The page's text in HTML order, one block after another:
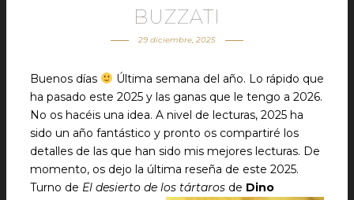
BUZZATI
29 diciembre, 2025
Buenos días
Última semana del año. Lo rápido que
ha pasado este 2025 y las ganas que le tengo a 2026.
No os hacéis una idea. A nivel de lecturas, 2025 ha
sido un año fantástico y pronto os compartiré los
detalles de las que han sido mis mejores lecturas. De
momento, os dejo la última reseña de este 2025.
Turno de El desierto de los tártaros de Dino